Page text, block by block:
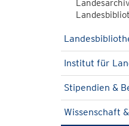
Institut für
Stipendien &
Wissenschaft